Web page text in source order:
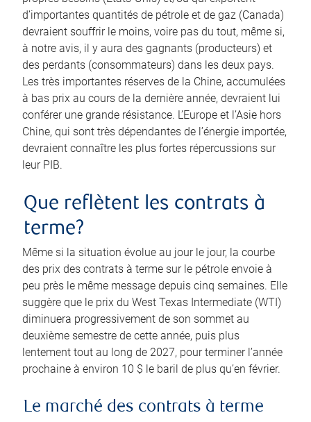
d’importantes quantités de pétrole et de gaz (Canada)
devraient souffrir le moins, voire pas du tout, même si,
à notre avis, il y aura des gagnants (producteurs) et
des perdants (consommateurs) dans les deux pays.
Les très importantes réserves de la Chine, accumulées
à bas prix au cours de la dernière année, devraient lui
conférer une grande résistance. L’Europe et l’Asie hors
Chine, qui sont très dépendantes de l’énergie importée,
devraient connaître les plus fortes répercussions sur
leur PIB.
Que reflètent les contrats à
terme?
Même si la situation évolue au jour le jour, la courbe
des prix des contrats à terme sur le pétrole envoie à
peu près le même message depuis cinq semaines. Elle
suggère que le prix du West Texas Intermediate (WTI)
diminuera progressivement de son sommet au
deuxième semestre de cette année, puis plus
lentement tout au long de 2027, pour terminer l’année
prochaine à environ 10 $ le baril de plus qu’en février.
Le marché des contrats à terme